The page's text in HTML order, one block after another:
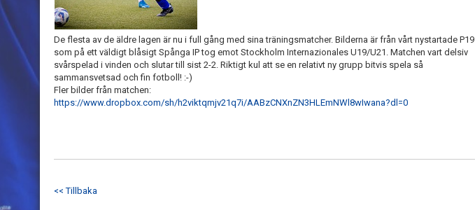
De flesta av de äldre lagen är nu i full gång med sina träningsmatcher. Bilderna är från vårt nystartade P19
som på ett väldigt blåsigt Spånga IP tog emot Stockholm Internazionales U19/U21. Matchen vart delsiv
svårspelad i vinden och slutar till sist 2-2. Riktigt kul att se en relativt ny grupp bitvis spela så
sammansvetsad och fin fotboll! :-)
Fler bilder från matchen:
https://www.dropbox.com/sh/h2viktqmjv21q7i/AABzCNXnZN3HLEmNWl8wIwana?dl=0
<< Tillbaka